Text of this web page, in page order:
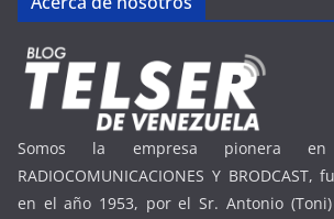
Somos la empresa pionera en
RADIOCOMUNICACIONES Y BRODCAST,
en el año 1953, por el Sr. Antonio